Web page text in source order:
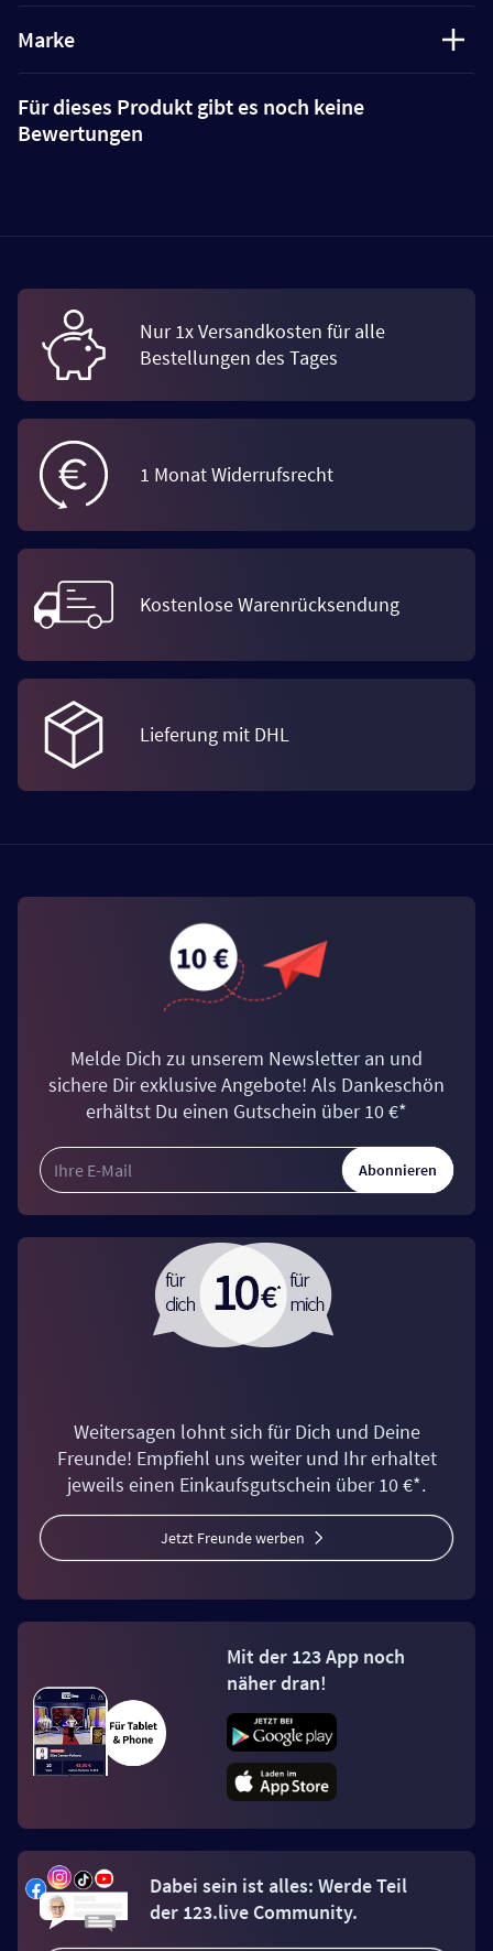
Marke
Für dieses Produkt gibt es noch keine
Bewertungen
Nur 1x Versandkosten für alle
Bestellungen des Tages
1 Monat Widerrufsrecht
Kostenlose Warenrücksendung
Lieferung mit DHL
Melde Dich zu unserem Newsletter an und
sichere Dir exklusive Angebote! Als Dankeschön
erhältst Du einen Gutschein über 10 €*
Abonnieren
Weitersagen lohnt sich für Dich und Deine
Freunde! Empfiehl uns weiter und Ihr erhaltet
jeweils einen Einkaufsgutschein über 10 €*.
Jetzt Freunde werben
Mit der 123 App noch
näher dran!
Dabei sein ist alles: Werde Teil
der 123.live Community.